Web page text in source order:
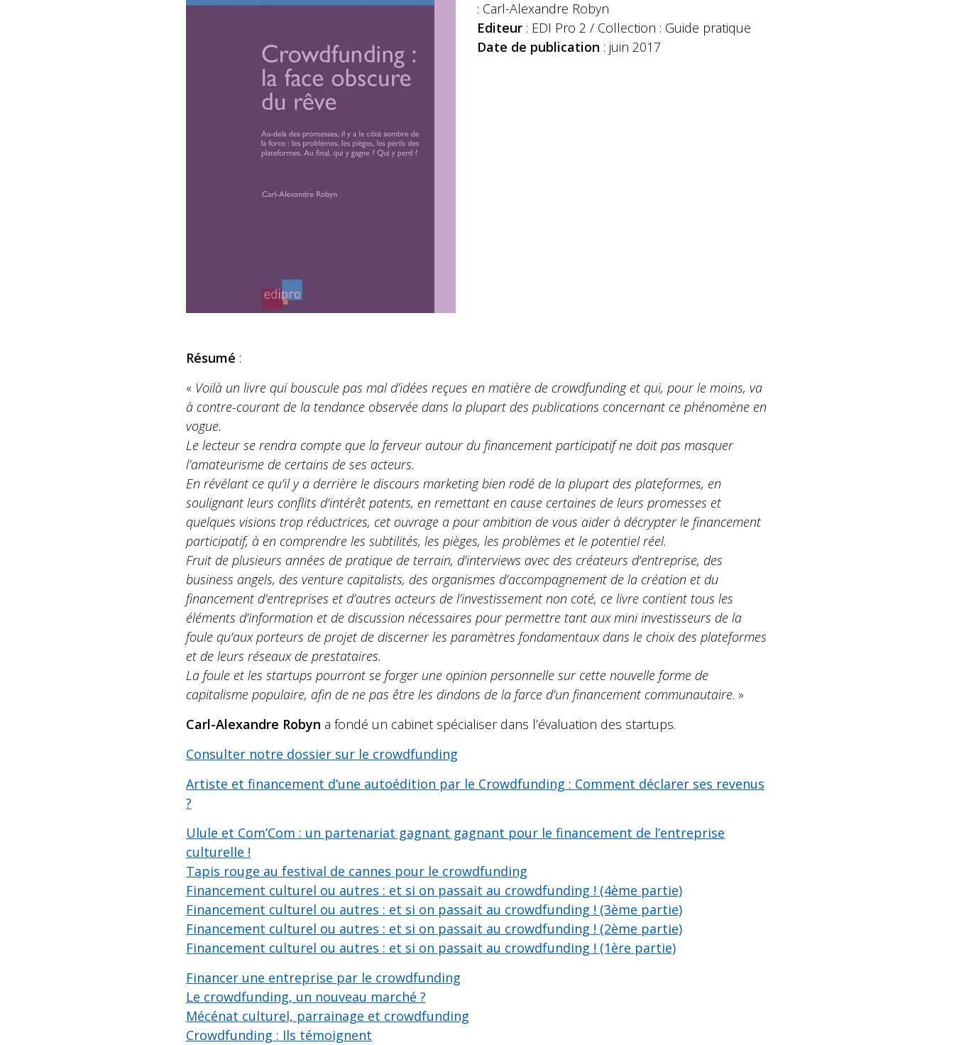
: Carl-Alexandre Robyn
Editeur : EDI Pro 2 / Collection : Guide pratique
Date de publication : juin 2017
Résumé :
« Voilà un livre qui bouscule pas mal d’idées reçues en matière de crowdfunding et qui, pour le moins, va
à contre-courant de la tendance observée dans la plupart des publications concernant ce phénomène en
vogue.
Le lecteur se rendra compte que la ferveur autour du financement participatif ne doit pas masquer
l’amateurisme de certains de ses acteurs.
En révélant ce qu’il y a derrière le discours marketing bien rodé de la plupart des plateformes, en
soulignant leurs conflits d’intérêt patents, en remettant en cause certaines de leurs promesses et
quelques visions trop réductrices, cet ouvrage a pour ambition de vous aider à décrypter le financement
participatif, à en comprendre les subtilités, les pièges, les problèmes et le potentiel réel.
Fruit de plusieurs années de pratique de terrain, d’interviews avec des créateurs d’entreprise, des
business angels, des venture capitalists, des organismes d’accompagnement de la création et du
financement d’entreprises et d’autres acteurs de l’investissement non coté, ce livre contient tous les
éléments d’information et de discussion nécessaires pour permettre tant aux mini investisseurs de la
foule qu’aux porteurs de projet de discerner les paramètres fondamentaux dans le choix des plateformes
et de leurs réseaux de prestataires.
La foule et les startups pourront se forger une opinion personnelle sur cette nouvelle forme de
capitalisme populaire, afin de ne pas être les dindons de la farce d’un financement communautaire. »
Carl-Alexandre Robyn a fondé un cabinet spécialiser dans l’évaluation des startups.
Consulter notre dossier sur le crowdfunding
Artiste et financement d’une autoédition par le Crowdfunding : Comment déclarer ses revenus
?
Ulule et Com’Com : un partenariat gagnant gagnant pour le financement de l’entreprise
culturelle !
Tapis rouge au festival de cannes pour le crowdfunding
Financement culturel ou autres : et si on passait au crowdfunding ! (4ème partie)
Financement culturel ou autres : et si on passait au crowdfunding ! (3ème partie)
Financement culturel ou autres : et si on passait au crowdfunding ! (2ème partie)
Financement culturel ou autres : et si on passait au crowdfunding ! (1ère partie)
Financer une entreprise par le crowdfunding
Le crowdfunding, un nouveau marché ?
Mécénat culturel, parrainage et crowdfunding
Crowdfunding : Ils témoignent